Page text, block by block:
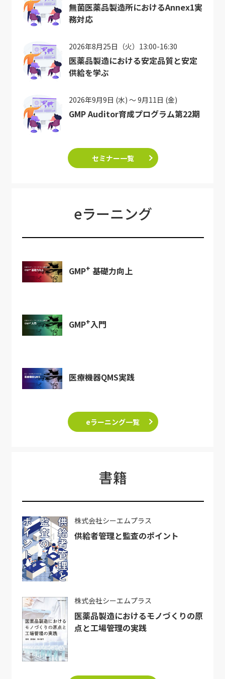
無菌医薬品製造所におけるAnnex1実
務対応
2026年8月25日（火）13:00-16:30
医薬品製造における安定品質と安定
供給を学ぶ
2026年9月9日 (水) ～ 9月11日 (金)
GMP Auditor育成プログラム第22期
セミナー一覧
eラーニング
GMP+ 基礎力向上
GMP+入門
医療機器QMS実践
eラーニング一覧
書籍
株式会社シーエムプラス
供給者管理と監査のポイント
株式会社シーエムプラス
医薬品製造におけるモノづくりの原
点と工場管理の実践